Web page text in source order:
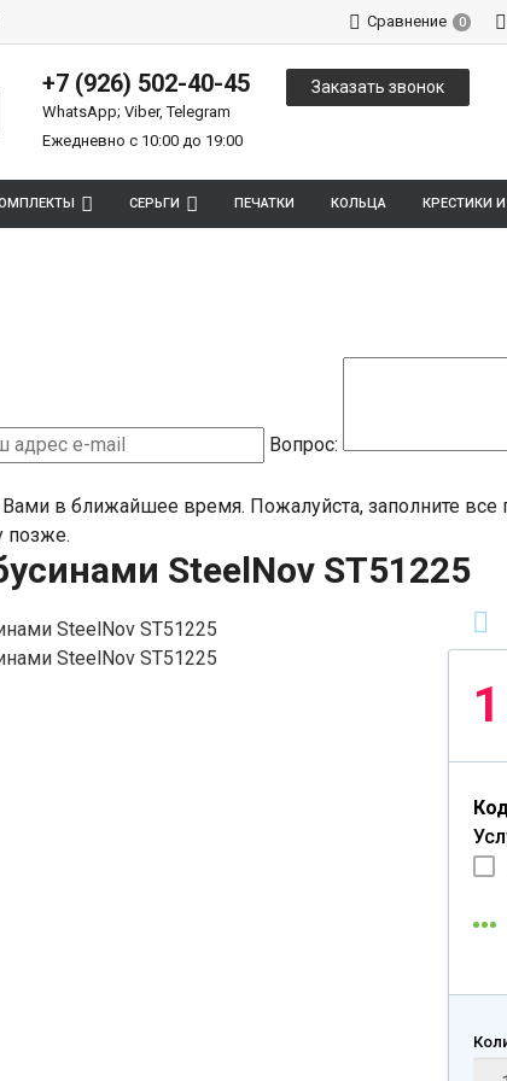
Сравнение 0
+7 (926) 502-40-45
WhatsApp; Viber, Telegram
Ежедневно с 10:00 до 19:00
Заказать звонок
СЕРЬГИ ПЕЧАТКИ КОЛЬЦА КРЕСТИКИ
Вопрос:
в ближайшее время. Пожалуйста, заполните все
позже.
SteelNov ST51225